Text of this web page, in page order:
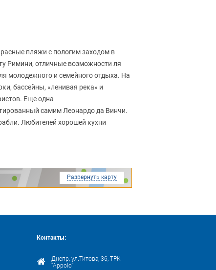
пляжи с пологим заходом в
Римини, отличные возможности ля
молодежного и семейного отдыха. На
бассейны, «ленивая река» и
Еще одна
самим Леонардо да Винчи.
Любителей хорошей кухни
Развернуть карту
Контакты:
Днепр, ул.Титова, 36, ТРК
"Appolo"